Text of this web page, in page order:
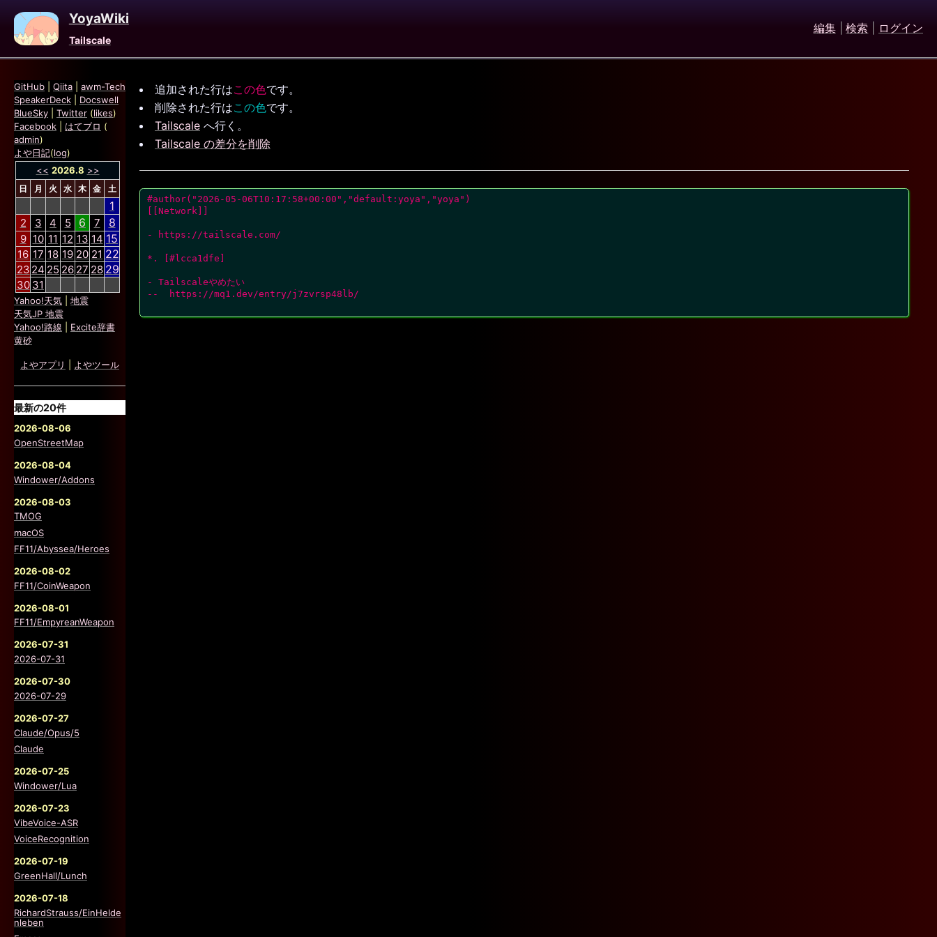
YoyaWiki
Tailscale
編集 検索 ログイン
追加された行はこの色です。
削除された行はこの色です。
Tailscale へ行く。
Tailscale の差分を削除
#author("2026-05-06T10:17:58+00:00","default:yoya","yoya")
[[Network]]
- https://tailscale.com/
*. [#lcca1dfe]
- Tailscaleやめたい
--  https://mq1.dev/entry/j7zvrsp48lb/
GitHub Qiita
awm-Tech
SpeakerDeck
Docswell
BlueSky
Twitter (likes)
Facebook
はてブロ (
admin)
よや日記(log)
<< 2026.8 >>
日 月 火 水 木 金 土
1
2 3 4 5 6 7 8
9 10 11 12 13 14 15
16 17 18 19 20 21 22
23 24 25 26 27 28 29
30 31
Yahoo!天気
地震
天気JP 地震
Yahoo!路線
Excite辞書
黄砂
よやアプリ よやツール
最新の20件
2026-08-06
OpenStreetMap
2026-08-04
Windower/Addons
2026-08-03
TMOG
macOS
FF11/Abyssea/Heroes
2026-08-02
FF11/CoinWeapon
2026-08-01
FF11/EmpyreanWeapon
2026-07-31
2026-07-31
2026-07-30
2026-07-29
2026-07-27
Claude/Opus/5
Claude
2026-07-25
Windower/Lua
2026-07-23
VibeVoice-ASR
VoiceRecognition
2026-07-19
GreenHall/Lunch
2026-07-18
RichardStrauss/EinHelde
nleben